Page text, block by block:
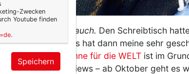
Arbeiten aber auch. Den Schreibtisch
Büro-Chaos hat dann meine sehr
Meine Kolumne für die WELT ist im
die Montagsinterviews – ab Oktober geht es
Zwecken
Youtube finden
.
Speichern